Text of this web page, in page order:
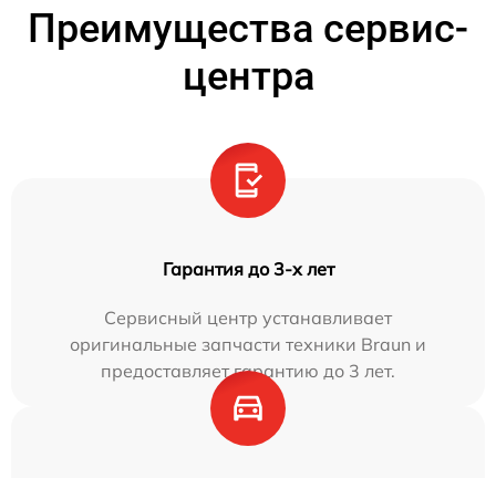
Преимущества сервис-
центра
Гарантия до 3-х лет
Сервисный центр устанавливает
оригинальные запчасти техники Braun и
предоставляет гарантию до 3 лет.